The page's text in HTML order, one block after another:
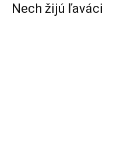
Nech žijú ľaváci